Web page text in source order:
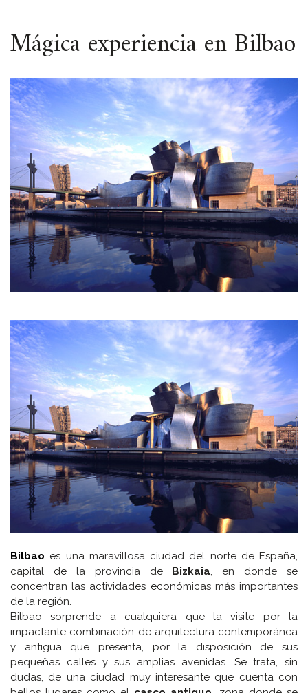
ESPACIO
Mágica experiencia en Bilbao
Bilbao es una maravillosa ciudad del norte de España,
capital de la provincia deBizkaia, en donde se
concentran las actividades económicas más importantes
de la región.
Bilbao sorprende a cualquiera que la visite por la
impactante combinación de arquitectura contemporánea
y antigua que presenta, por la disposición de sus
pequeñas calles y sus amplias avenidas. Se trata, sin
dudas, de una ciudad muy interesante que cuenta con